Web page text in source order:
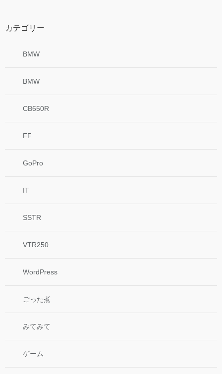
カテゴリー
BMW
BMW
CB650R
FF
GoPro
IT
SSTR
VTR250
WordPress
ごった煮
みてみて
ゲーム